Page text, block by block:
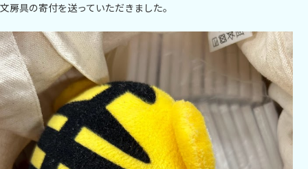
文房具の寄付を送っていただきました。